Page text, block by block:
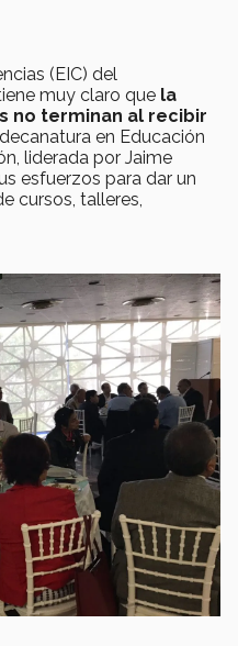
(EIC) del
muy claro que la
no terminan al recibir
en Educación
liderada por Jaime
esfuerzos para dar un
cursos, talleres,